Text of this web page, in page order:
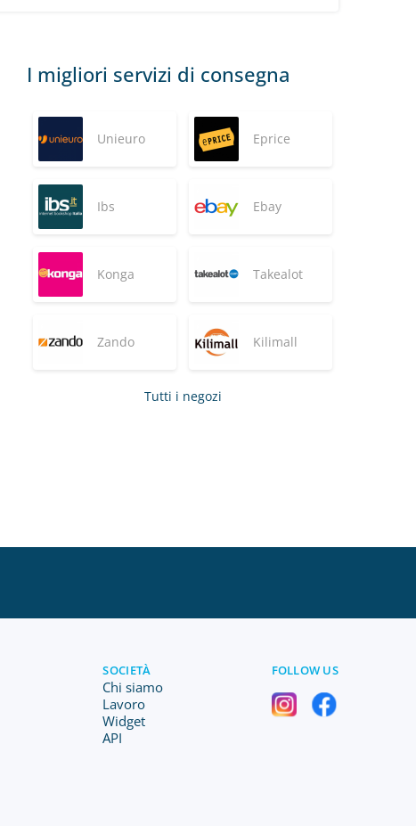
I migliori servizi di consegna
Unieuro Eprice
Ibs Ebay
Konga Takealot
Zando Kilimall
Tutti i negozi
SOCIETÀ
Chi siamo
Lavoro
Widget
API
FOLLOW US